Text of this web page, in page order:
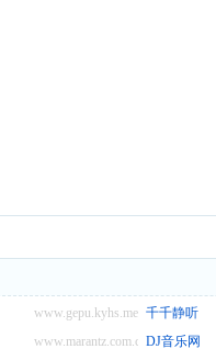
www.gepu.kyhs.me 千千静听
www.marantz.com.cnDJ音乐网